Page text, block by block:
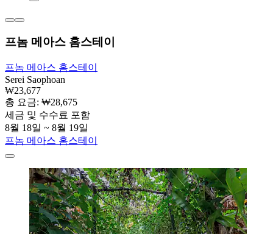
프놈 메아스 홈스테이
프놈 메아스 홈스테이
Serei Saophoan
₩23,677
총 요금: ₩28,675
세금 및 수수료 포함
8월 18일 ~ 8월 19일
프놈 메아스 홈스테이